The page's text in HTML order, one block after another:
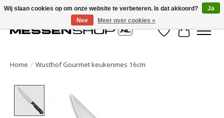
Verlanglijst
Home / Wusthof Gourmet keukenmes 16cm
Wij slaan cookies op om onze website te verbeteren. Is dat akkoord?
Ja
Nee
Meer over cookies »